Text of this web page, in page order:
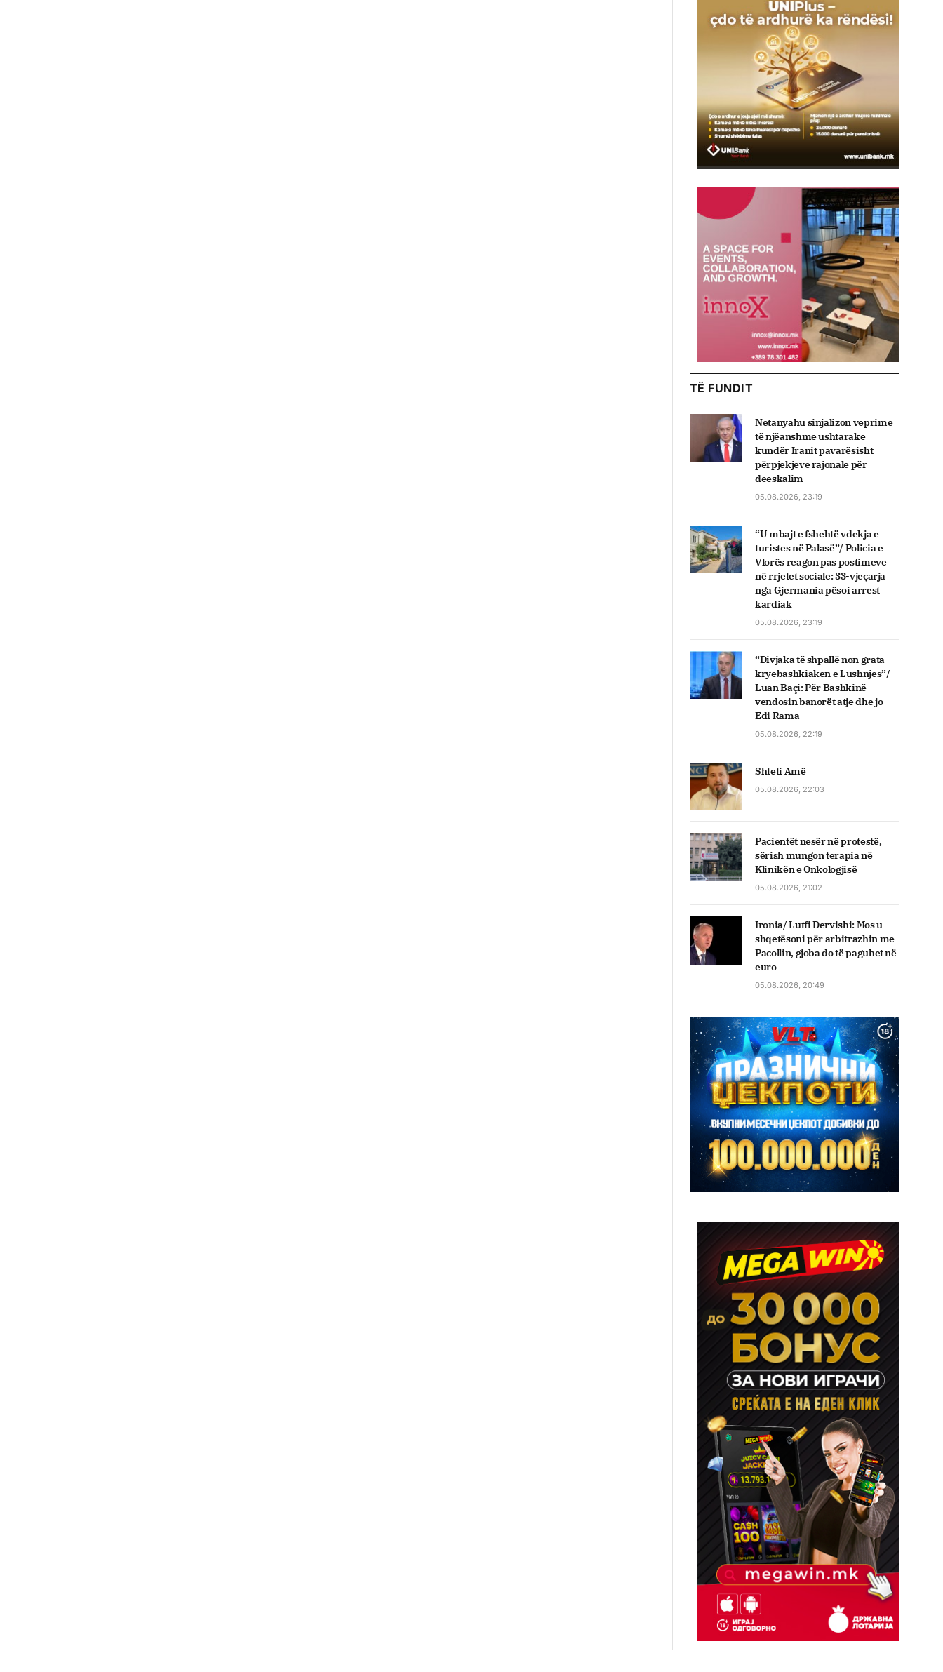
TË FUNDIT
Netanyahu sinjalizon veprime
të njëanshme ushtarake
kundër Iranit pavarësisht
përpjekjeve rajonale për
deeskalim
05.08.2026, 23:19
“U mbajt e fshehtë vdekja e
turistes në Palasë”/ Policia e
Vlorës reagon pas postimeve
në rrjetet sociale: 33-vjeçarja
nga Gjermania pësoi arrest
kardiak
05.08.2026, 23:19
“Divjaka të shpallë non grata
kryebashkiaken e Lushnjes”/
Luan Baçi: Për Bashkinë
vendosin banorët atje dhe jo
Edi Rama
05.08.2026, 22:19
Shteti Amë
05.08.2026, 22:03
Pacientët nesër në protestë,
sërish mungon terapia në
Klinikën e Onkologjisë
05.08.2026, 21:02
Ironia/ Lutfi Dervishi: Mos u
shqetësoni për arbitrazhin me
Pacollin, gjoba do të paguhet në
euro
05.08.2026, 20:49